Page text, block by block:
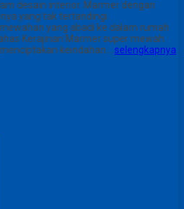
desain interior. Marmer dengan
yang tak tertandingi.
yang abadi ke dalam rumah
Kerajinan Marmer super mewah
keindahan… selengkapnya